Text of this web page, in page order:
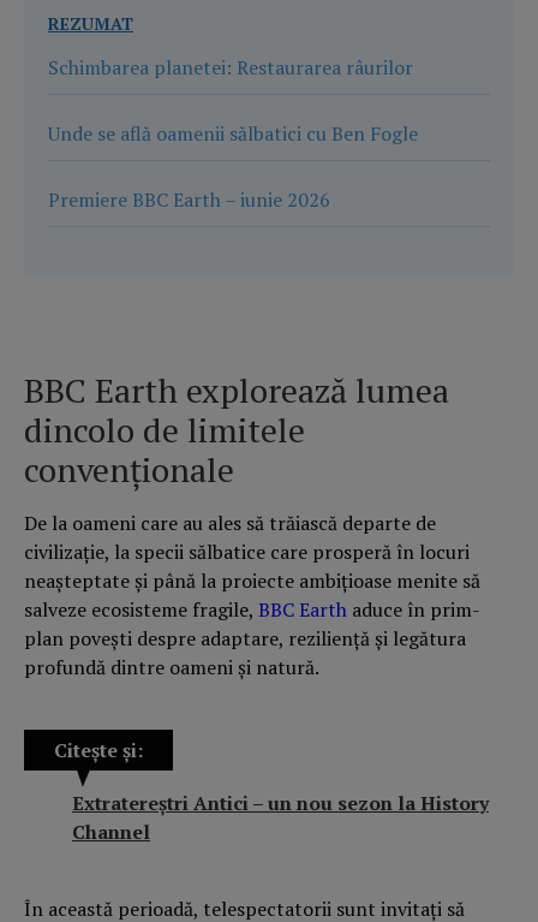
REZUMAT
Schimbarea planetei: Restaurarea râurilor
Unde se află oamenii sălbatici cu Ben Fogle
Premiere BBC Earth – iunie 2026
BBC Earth explorează lumea
dincolo de limitele
convenționale
De la oameni care au ales să trăiască departe de
civilizație, la specii sălbatice care prosperă în locuri
neașteptate și până la proiecte ambițioase menite să
salveze ecosisteme fragile, BBC Earth aduce în prim-
plan povești despre adaptare, reziliență și legătura
profundă dintre oameni și natură.
Citește și:
Extratereștri Antici – un nou sezon la History
Channel
În această perioadă, telespectatorii sunt invitați să